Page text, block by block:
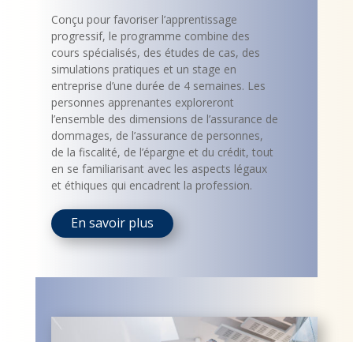
Conçu pour favoriser l’apprentissage
progressif, le programme combine des
cours spécialisés, des études de cas, des
simulations pratiques et un stage en
entreprise d’une durée de 4 semaines. Les
personnes apprenantes exploreront
l’ensemble des dimensions de l’assurance de
dommages, de l’assurance de personnes,
de la fiscalité, de l’épargne et du crédit, tout
en se familiarisant avec les aspects légaux
et éthiques qui encadrent la profession.
En savoir plus